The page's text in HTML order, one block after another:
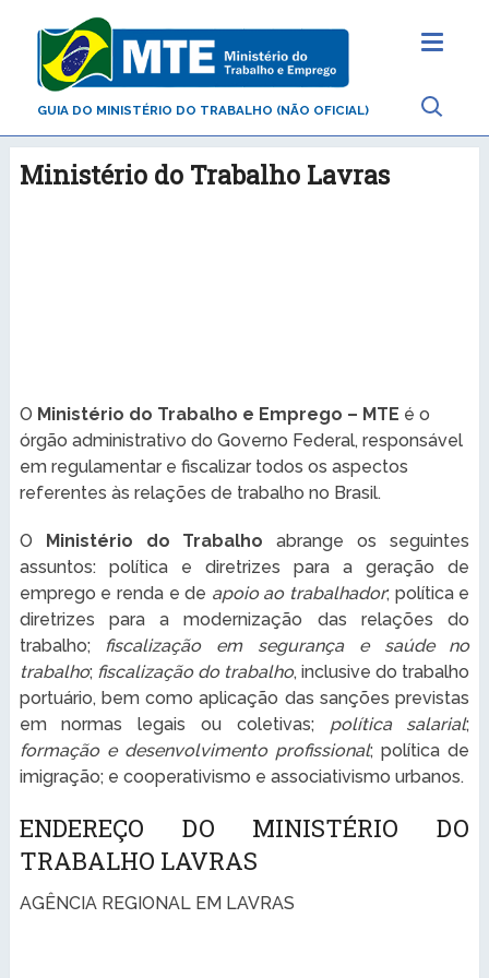
GUIA DO MINISTÉRIO DO TRABALHO (NÃO OFICIAL)
Ministério do Trabalho Lavras
O Ministério do Trabalho e Emprego – MTE é o
órgão administrativo do Governo Federal, responsável
em regulamentar e fiscalizar todos os aspectos
referentes às relações de trabalho no Brasil.
O Ministério do Trabalho
abrange os seguintes
assuntos: política e diretrizes para a geração de
emprego e renda e de apoio ao trabalhador; política e
diretrizes para a modernização das relações do
trabalho; fiscalização em segurança e saúde no
trabalho; fiscalização do trabalho, inclusive do trabalho
portuário, bem como aplicação das sanções previstas
em normas legais ou coletivas; política salarial;
formação e desenvolvimento profissional; política de
imigração; e cooperativismo e associativismo urbanos.
ENDEREÇO DO MINISTÉRIO DO
TRABALHO LAVRAS
AGÊNCIA REGIONAL EM LAVRAS